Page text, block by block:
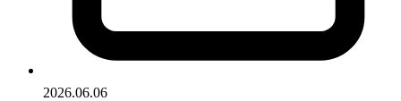
2026.06.06